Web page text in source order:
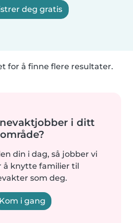
deg gratis
for å finne flere resultater.
i ditt
område?
din i dag, så jobber vi
å knytte familier til
som deg.
Kom i gang